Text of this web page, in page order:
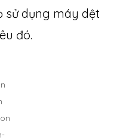
sử dụng máy dệt
đó.